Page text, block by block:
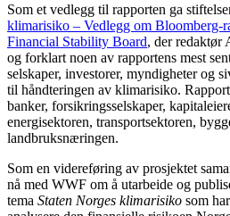
Som et vedlegg til rapporten ga
klimarisiko – Vedlegg om Bloomberg-
Financial Stability Board, der redaktør
og forklart noen av rapportens mest
selskaper, investorer, myndigheter og
til håndteringen av klimarisiko.
banker, forsikringsselskaper,
energisektoren, transportsektoren,
landbruksnæringen.
Som en videreføring av prosjektet
nå med WWF om å utarbeide og
tema Staten Norges klimarisiko som